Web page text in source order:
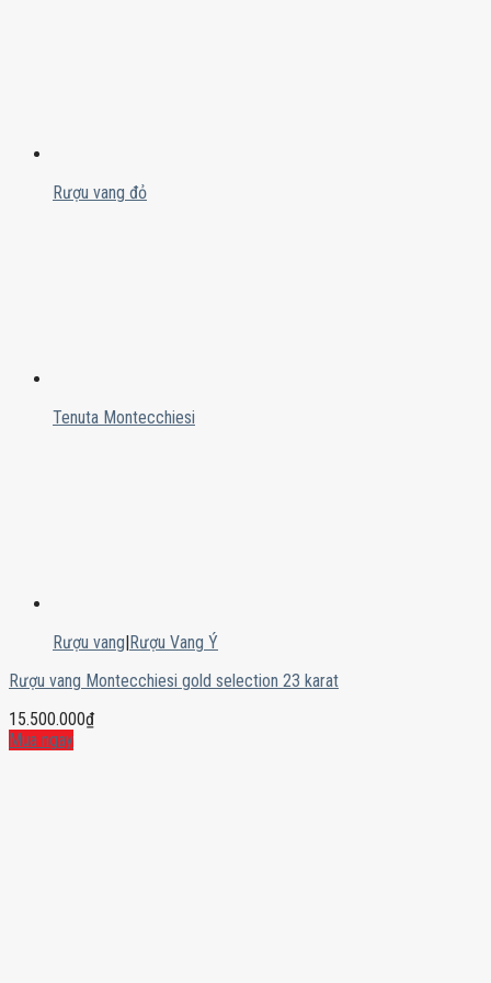
Rượu vang đỏ
Tenuta Montecchiesi
Rượu vang|Rượu Vang Ý
Rượu vang Montecchiesi gold selection 23 karat
15.500.000₫
Mua ngay